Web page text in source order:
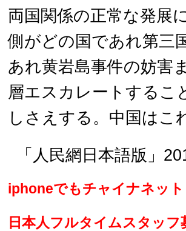
両国関係の正常な発展
側がどの国であれ第三
あれ黄岩島事件の妨害
層エスカレートするこ
しさえする。中国はこ
「人民網日本語版」
iphoneでもチャイナネット
日本人フルタイムスタッフ